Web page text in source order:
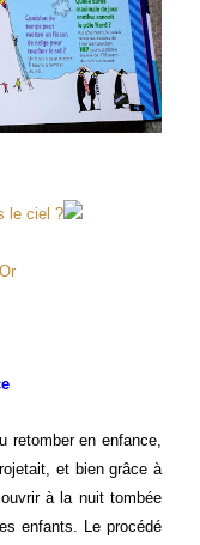
le ciel ?
retomber en enfance,
et bien grâce à
à la nuit tombée
enfants. Le procédé